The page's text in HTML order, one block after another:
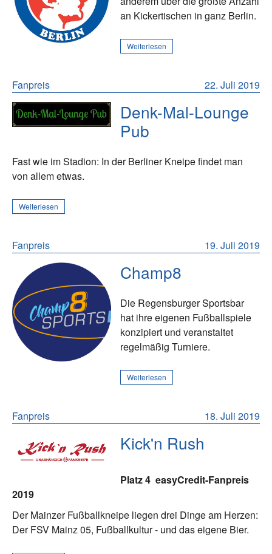
an Kickertischen in ganz Berlin.
Weiterlesen
22. Juli 2019
Fanpreis
Denk-Mal-Lounge
Pub
Fast wie im Stadion: In der Berliner Kneipe findet man
von allem etwas.
Weiterlesen
19. Juli 2019
Fanpreis
Champ8
Die Regensburger Sportsbar
hat ihre eigenen Fußballspiele
konzipiert und veranstaltet
regelmäßig Turniere.
Weiterlesen
18. Juli 2019
Fanpreis
Kick'n Rush
Platz 4 easyCredit-Fanpreis
2019
Der Mainzer Fußballkneipe liegen drei Dinge am Herzen:
Der FSV Mainz 05, Fußballkultur - und das eigene Bier.